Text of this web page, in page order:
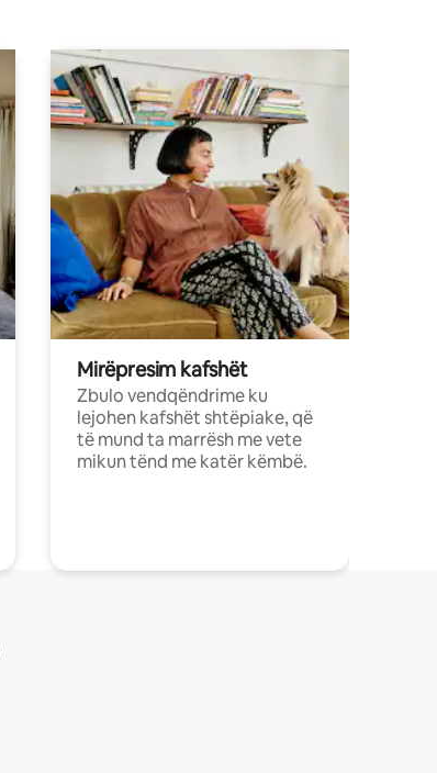
Mirëpresim kafshët
Zbulo vendqëndrime ku
lejohen kafshët shtëpiake, që
të mund ta marrësh me vete
mikun tënd me katër këmbë.